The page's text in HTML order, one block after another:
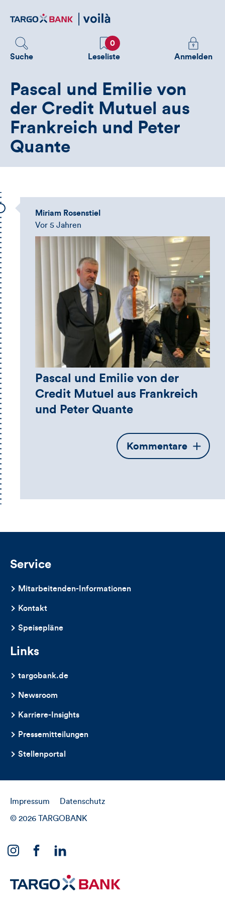
zum
Suche
Favoriten
0
Leseliste
Melden
Sie
um
zu
Anmelden
Pascal und Emilie von
der Credit Mutuel aus
Frankreich und Peter
Quante
Miriam Rosenstiel
Vor 5 Jahren
Pascal und Emilie von der
Credit Mutuel aus Frankreich
und Peter Quante
Öffnet
die
Kommentare
Service
Mitarbeitenden-Informationen
Kontakt
Speisepläne
Links
targobank.de
Newsroom
Karriere-Insights
Pressemitteilungen
Stellenportal
Impressum Datenschutz
© 2026 TARGOBANK
unseremunseremunserem